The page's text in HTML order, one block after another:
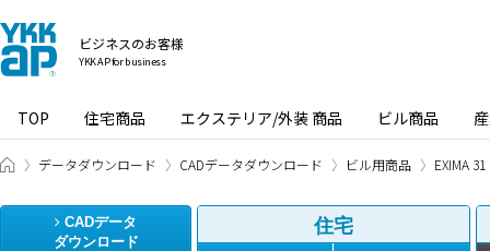
ビジネスのお客様
YKK AP for business
TOP 住宅商品 エクステリア/外装 商品 ビル商品
ビジネスのお客様 HOME
データダウンロード CADデータダウンロード ビル用商品 EXIMA
CADデータ
ダウンロード
住宅